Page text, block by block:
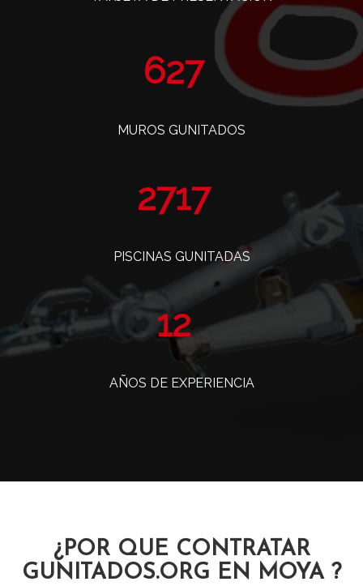
763
MUROS GUNITADOS
3310
PISCINAS GUNITADAS
14
AÑOS DE EXPERIENCIA
¿POR QUE CONTRATAR
GUNITADOS.ORG EN MOYA ?